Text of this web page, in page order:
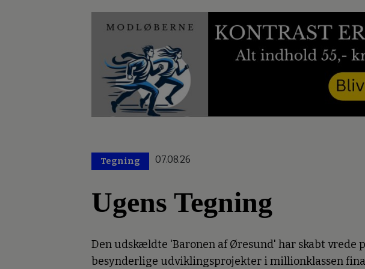
Tegning 07.08.26
Ugens Tegning
Den udskældte 'Baronen af Øresund' har skabt
besynderlige udviklingsprojekter i millionklassen